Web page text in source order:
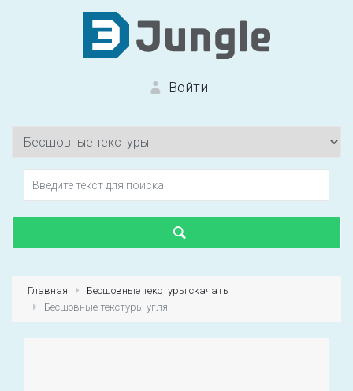
Войти
Вход на сайт
Первый раз?
Главная
Бесшовные текстуры скачать
Бесшовные текстуры угля